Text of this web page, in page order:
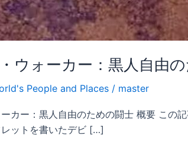
ウォーカー：黒人自由
People and Places / master
カー：黒人自由のための闘士 概要 こ
ットを書いたデビ […]